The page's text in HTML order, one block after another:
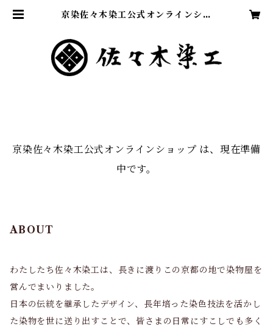
京染佐々木染工公式オンラインショ
京染佐々木染工公式オンラインショップ は、現在準備
中です。
ABOUT
わたしたち佐々木染工は、長きに渡りこの京都の地で染物屋を
営んでまいりました。
日本の伝統を継承したデザイン、長年培った染色技法を活かし
た染物を世に送り出すことで、皆さまの日常にすこしでも多く